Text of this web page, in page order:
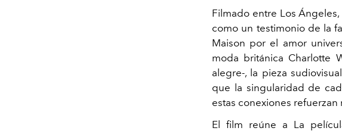
Filmado entre Los
como un testimonio de la
Maison por el amor
moda británica Charlotte
alegre-, la pieza
que la singularidad de
estas conexiones refuerzan
El film reúne a La